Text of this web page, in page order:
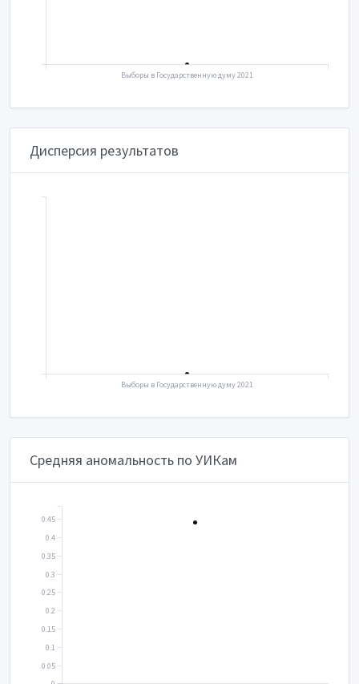
Выборы в Государственную думу 2021
Дисперсия результатов
Выборы в Государственную думу 2021
Средняя аномальность по УИКам
0.05
0.1
0.15
0.2
0.25
0.3
0.35
0.4
0.45